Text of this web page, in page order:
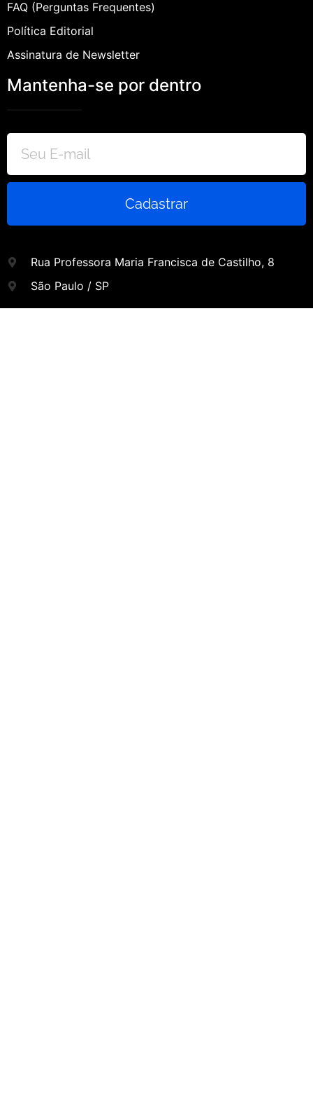
FAQ (Perguntas Frequentes)
Política Editorial
Assinatura de Newsletter
Mantenha-se por dentro
Cadastrar
Rua Professora Maria Francisca de Castilho, 8
São Paulo / SP